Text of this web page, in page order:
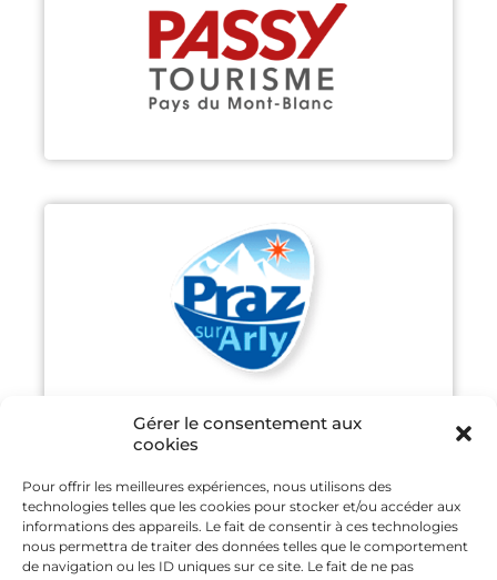
Gérer le consentement aux
cookies
Pour offrir les meilleures expériences, nous utilisons des
technologies telles que les cookies pour stocker et/ou accéder aux
informations des appareils. Le fait de consentir à ces technologies
nous permettra de traiter des données telles que le comportement
de navigation ou les ID uniques sur ce site. Le fait de ne pas
PASSY
Découvrir
PRAZ-SUR-ARLY
Découvrir
SAINT GERVAIS MONT-BLANC
Découvrir